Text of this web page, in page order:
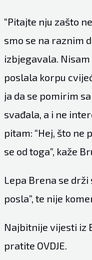
“Pitajte nju zašto
smo se na raznim
izbjegavala.
poslala korpu
ja da se pomirim
svađala, a i ne
pitam: “Hej, što ne
se od toga”, kaže
Lepa Brena se drži
posla”, te nije
Najbitnije vijesti iz
pratite OVDJE.